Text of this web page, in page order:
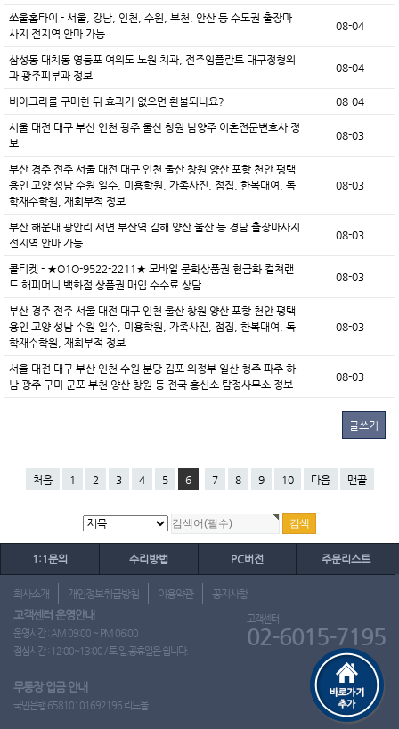
쏘울홈타이 - 서울, 강남, 인천, 수원, 부천, 안산 등 수도권 출장마
사지 전지역 안마 가능
08-04
삼성동 대치동 영등포 여의도 노원 치과, 전주임플란트 대구정형외
과 광주피부과 정보
08-04
비아그라를 구매한 뒤 효과가 없으면 환불되나요? 08-04
서울 대전 대구 부산 인천 광주 울산 창원 남양주 이혼전문변호사 정
보
08-03
부산 경주 전주 서울 대전 대구 인천 울산 창원 양산 포항 천안 평택
용인 고양 성남 수원 일수, 미용학원, 가족사진, 점집, 한복대여, 독
학재수학원, 재회부적 정보
08-03
부산 해운대 광안리 서면 부산역 김해 양산 울산 등 경남 출장마사지
전지역 안마 가능
08-03
콜티켓 - ★O1O-9522-2211★ 모바일 문화상품권 현금화 컬쳐랜
드 해피머니 백화점 상품권 매입 수수료 상담
08-03
부산 경주 전주 서울 대전 대구 인천 울산 창원 양산 포항 천안 평택
용인 고양 성남 수원 일수, 미용학원, 가족사진, 점집, 한복대여, 독
학재수학원, 재회부적 정보
08-03
서울 대전 대구 부산 인천 수원 분당 김포 의정부 일산 청주 파주 하
남 광주 구미 군포 부천 양산 창원 등 전국 흥신소 탐정사무소 정보
08-03
글쓰기
처음 1 2 3 4 5 6 7 8 9 10 다음 맨끝
1:1문의 수리방법 PC버전 주문리스트
회사소개 개인정보취급방침 이용약관 공지사항
고객센터 운영안내
운영시간 : AM 09:00 ~ PM 06:00
점심시간 : 12:00~13:00 / 토.일.공휴일은 쉽니다.
고객센터
02-6015-7195
무통장 입금 안내
국민은행 65810101692196 리드몰